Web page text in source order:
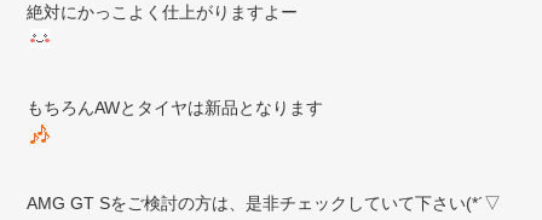
絶対にかっこよく仕上がりますよー
もちろんAWとタイヤは新品となります
AMG GT Sをご検討の方は、是非チェックしていて下さい(*´▽